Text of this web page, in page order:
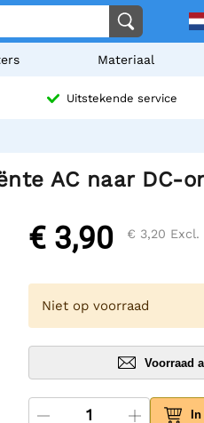
Materiaal
Uitstekende service
AC naar DC-
€ 3,90 € 3,20 Excl.
Niet op voorraad
Voorraad